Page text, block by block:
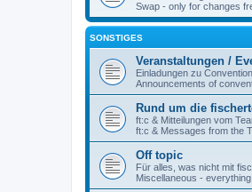
Swap - only for changes
SONSTIGES
Veranstaltungen /
Einladungen zu
Announcements of
Rund um die
ft:c & Mitteilungen vom
ft:c & Messages from the
Off topic
Für alles, was nicht mit
Miscellaneous -